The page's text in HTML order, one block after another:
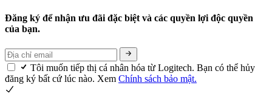
Đăng ký để nhận ưu đãi đặc biệt và các quyền lợi độc quyền
của bạn.
Tôi muốn tiếp thị cá nhân hóa từ Logitech. Bạn có thể hủy
đăng ký bất cứ lúc nào. Xem Chính sách bảo mật.